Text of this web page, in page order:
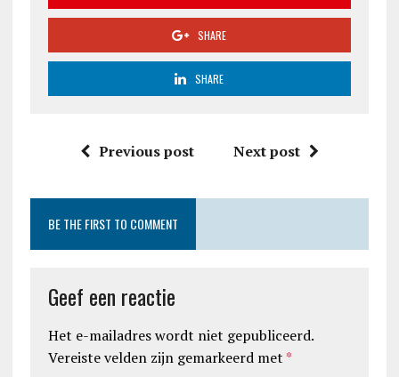
SHARE
SHARE
Previous post Next post
BE THE FIRST TO COMMENT
Geef een reactie
Het e-mailadres wordt niet gepubliceerd.
Vereiste velden zijn gemarkeerd met *